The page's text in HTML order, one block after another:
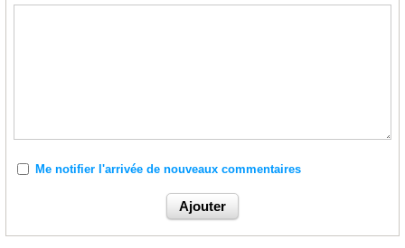
Me notifier l'arrivée de nouveaux commentaires